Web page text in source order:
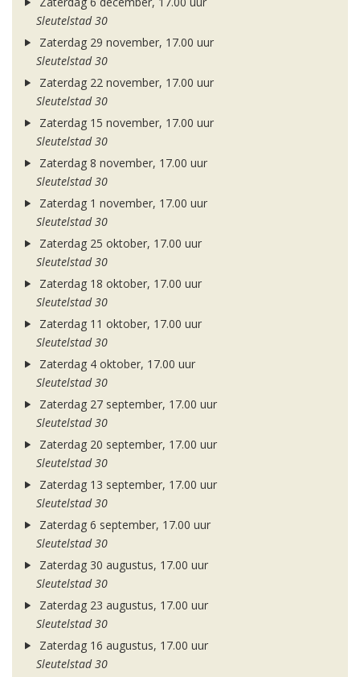
Sleutelstad 30
Zaterdag 29 november, 17.00 uur
Sleutelstad 30
Zaterdag 22 november, 17.00 uur
Sleutelstad 30
Zaterdag 15 november, 17.00 uur
Sleutelstad 30
Zaterdag 8 november, 17.00 uur
Sleutelstad 30
Zaterdag 1 november, 17.00 uur
Sleutelstad 30
Zaterdag 25 oktober, 17.00 uur
Sleutelstad 30
Zaterdag 18 oktober, 17.00 uur
Sleutelstad 30
Zaterdag 11 oktober, 17.00 uur
Sleutelstad 30
Zaterdag 4 oktober, 17.00 uur
Sleutelstad 30
Zaterdag 27 september, 17.00 uur
Sleutelstad 30
Zaterdag 20 september, 17.00 uur
Sleutelstad 30
Zaterdag 13 september, 17.00 uur
Sleutelstad 30
Zaterdag 6 september, 17.00 uur
Sleutelstad 30
Zaterdag 30 augustus, 17.00 uur
Sleutelstad 30
Zaterdag 23 augustus, 17.00 uur
Sleutelstad 30
Zaterdag 16 augustus, 17.00 uur
Sleutelstad 30